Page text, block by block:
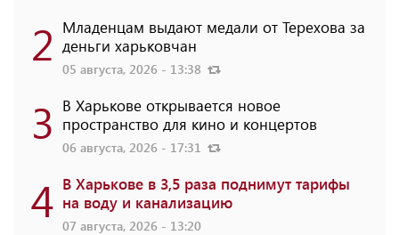
2 Младенцам выдают медали от Терехова за
деньги харьковчан
05 августа, 2026 - 13:38
3 В Харькове открывается новое
пространство для кино и концертов
06 августа, 2026 - 17:31
4 В Харькове в 3,5 раза поднимут тарифы
на воду и канализацию
07 августа, 2026 - 13:20